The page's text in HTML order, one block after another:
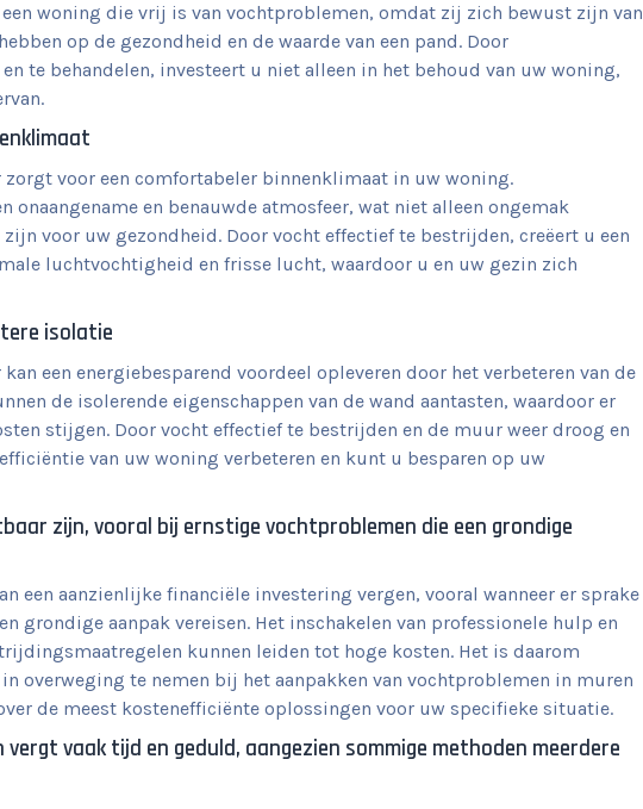
woning die vrij is van vochtproblemen, omdat zij zich bewust zijn van
op de gezondheid en de waarde van een pand. Door
te behandelen, investeert u niet alleen in het behoud van uw woning,
voor een comfortabeler binnenklimaat in uw woning.
onaangename en benauwde atmosfeer, wat niet alleen ongemak
voor uw gezondheid. Door vocht effectief te bestrijden, creëert u een
luchtvochtigheid en frisse lucht, waardoor u en uw gezin zich
isolatie
een energiebesparend voordeel opleveren door het verbeteren van de
de isolerende eigenschappen van de wand aantasten, waardoor er
stijgen. Door vocht effectief te bestrijden en de muur weer droog en
van uw woning verbeteren en kunt u besparen op uw
zijn, vooral bij ernstige vochtproblemen die een grondige
een aanzienlijke financiële investering vergen, vooral wanneer er sprake
grondige aanpak vereisen. Het inschakelen van professionele hulp en
kunnen leiden tot hoge kosten. Het is daarom
overweging te nemen bij het aanpakken van vochtproblemen in muren
de meest kostenefficiënte oplossingen voor uw specifieke situatie.
vaak tijd en geduld, aangezien sommige methoden meerdere